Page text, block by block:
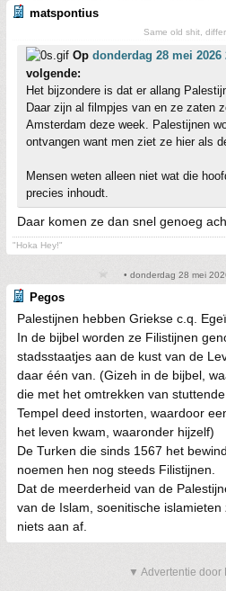
matspontius
Same old shit,
Op donderdag 28 mei 2026
volgende:
Het bijzondere is dat er allang
Daar zijn al filmpjes van en ze zaten
Amsterdam deze week. Palestijnen
ontvangen want men ziet ze hier als
Mensen weten alleen niet wat die
precies inhoudt.
Daar komen ze dan snel genoeg
"Hoka Hey!"
• donderdag 28 mei
Pegos
Palestijnen hebben Griekse c.q.
In de bijbel worden ze Filistijnen
stadsstaatjes aan de kust van de
daar één van. (Gizeh in de bijbel,
die met het omtrekken van
Tempel deed instorten, waardoor
het leven kwam, waaronder hijzelf)
De Turken die sinds 1567 het
noemen hen nog steeds Filistijnen.
Dat de meerderheid van de
van de Islam, soenitische
niets aan af.
▼ Advertentie door